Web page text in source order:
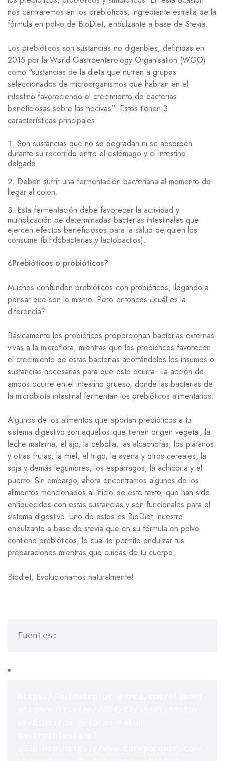
nos centraremos en los prebióticos, ingrediente estrella de la
fórmula en polvo de BioDiet, endulzante a base de Stevia.
Los prebióticos son sustancias no digeribles, definidas en
2015 por la World Gastroenterology Organisation (WGO)
como “sustancias de la dieta que nutren a grupos
seleccionados de microorganismos que habitan en el
intestino favoreciendo el crecimiento de bacterias
beneficiosas sobre las nocivas”. Estos tienen 3
características principales:
Son sustancias que no se degradan ni se absorben
durante su recorrido entre el estómago y el intestino
delgado.
Deben sufrir una fermentación bacteriana al momento de
llegar al colon.
Esta fermentación debe favorecer la actividad y
multiplicación de determinadas bacterias intestinales que
ejercen efectos beneficiosos para la salud de quien los
consume (bifidobacterias y lactobacilos).
¿Prebióticos o probióticos?
Muchos confunden prebióticos con probióticos, llegando a
pensar que son lo mismo. Pero entonces ¿cuál es la
diferencia?
Básicamente los probióticos proporcionan bacterias externas
vivas a la microflora, mientras que los prebióticos favorecen
el crecimiento de estas bacterias aportándoles los insumos o
sustancias necesarias para que esto ocurra. La acción de
ambos ocurre en el intestino grueso, donde las bacterias de
la microbiota intestinal fermentan los prebióticos alimentarios.
Algunos de los alimentos que aportan prebióticos a tu
sistema digestivo son aquellos que tienen origen vegetal, la
leche materna, el ajo, la cebolla, las alcachofas, los plátanos
y otras frutas, la miel, el trigo, la avena y otros cereales, la
soja y demás legumbres, los espárragos, la achicoria y el
puerro. Sin embargo, ahora encontramos algunos de los
alimentos mencionados al inicio de este texto, que han sido
enriquecidos con estas sustancias y son funcionales para el
sistema digestivo. Uno de estos es BioDiet, nuestro
endulzante a base de stevia que en su fórmula en polvo
contiene prebióticos, lo cual te permite endulzar tus
preparaciones mientras que cuidas de tu cuerpo.
Biodiet, Evolucionamos naturalmente!
Fuentes: